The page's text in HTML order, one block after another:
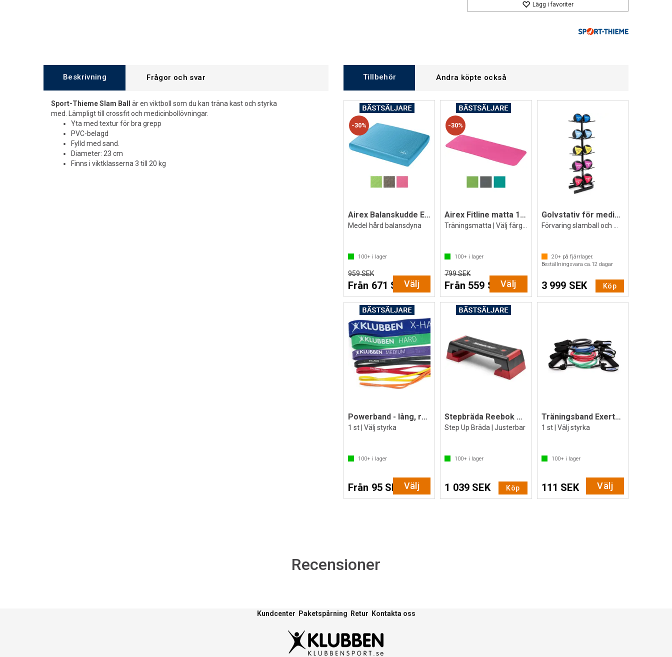
Lägg i favoriter
Beskrivning Frågor och svar
Sport-Thieme Slam Ball
är en viktboll som du kan träna kast och styrka
med. Lämpligt till crossfit och medicinbollövningar.
Yta med textur för bra grepp
PVC-belagd
Fylld med sand.
Diameter: 23 cm
Finns i viktklasserna 3 till 20 kg
Tillbehör Andra köpte också
30%
Airex Balanskudde Elite
Medel hård balansdyna
100+ i lager
959 SEK
Från 671 SEKVälj
30%
Airex Fitline matta 140x60x1 cm
100+ i lager
799 SEK
Från 559 SEKVälj
Golvstativ för medicinbollar
20+på fjärrlager.
Beställningsvara ca.12dagar
3 999 SEK Köp
Powerband - lång, runt träningsband
1 st | Välj styrka
100+ i lager
Från 95 SEK Välj
Stepbräda Reebok Originalet
Step Up Bräda | Justerbar
100+ i lager
1 039 SEK Köp
Träningsband Exertube med handtag
1 st | Välj styrka
100+i lager
111 SEK Välj
Recensioner
Kundcenter Paketspårning Retur Kontakta oss